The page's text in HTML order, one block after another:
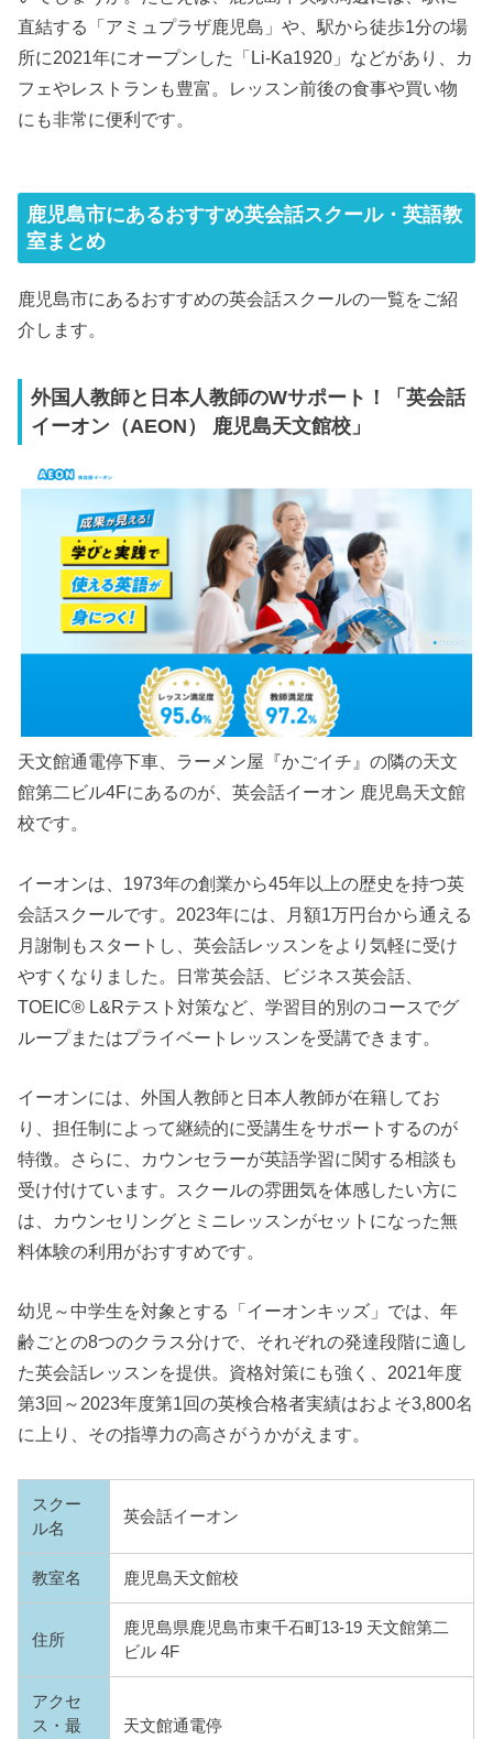
直結する「アミュプラザ鹿児島」や、駅から徒歩1分の場
所に2021年にオープンした「Li-Ka1920」などがあり、カ
フェやレストランも豊富。レッスン前後の食事や買い物
にも非常に便利です。
鹿児島市にあるおすすめ英会話スクール・英語教
室まとめ
鹿児島市にあるおすすめの英会話スクールの一覧をご紹
介します。
外国人教師と日本人教師のWサポート！「英会話
イーオン（AEON） 鹿児島天文館校」
天文館通電停下車、ラーメン屋『かごイチ』の隣の天文
館第二ビル4Fにあるのが、英会話イーオン 鹿児島天文館
校です。
イーオンは、1973年の創業から45年以上の歴史を持つ英
会話スクールです。2023年には、月額1万円台から通える
月謝制もスタートし、英会話レッスンをより気軽に受け
やすくなりました。日常英会話、ビジネス英会話、
TOEIC® L&Rテスト対策など、学習目的別のコースでグ
ループまたはプライベートレッスンを受講できます。
イーオンには、外国人教師と日本人教師が在籍してお
り、担任制によって継続的に受講生をサポートするのが
特徴。さらに、カウンセラーが英語学習に関する相談も
受け付けています。スクールの雰囲気を体感したい方に
は、カウンセリングとミニレッスンがセットになった無
料体験の利用がおすすめです。
幼児～中学生を対象とする「イーオンキッズ」では、年
齢ごとの8つのクラス分けで、それぞれの発達段階に適し
た英会話レッスンを提供。資格対策にも強く、2021年度
第3回～2023年度第1回の英検合格者実績はおよそ3,800名
に上り、その指導力の高さがうかがえます。
スクー
ル名
英会話イーオン
教室名 鹿児島天文館校
住所
鹿児島県鹿児島市東千石町13-19 天文館第二
ビル 4F
アクセ
ス・最
天文館通電停